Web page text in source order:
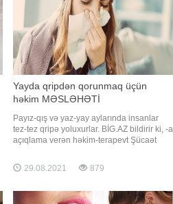
Yayda qripdən qorunmaq üçün
həkim MƏSLƏHƏTİ
Payız-qış və yaz-yay aylarında insanlar
tez-tez qripə yoluxurlar. BİG.AZ bildirir ki, -a
açıqlama verən həkim-terapevt Şücaət
təhlükəlidir. "Yaz-yay aylarında vitaminli
meyvələr tam yetişmədiyinə görə
zaman orqanizmdə vitami
29.08.2021 879